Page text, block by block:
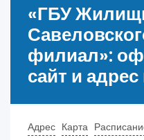
«‎ГБУ
филиал»‎:
сайт и
Адрес Карта